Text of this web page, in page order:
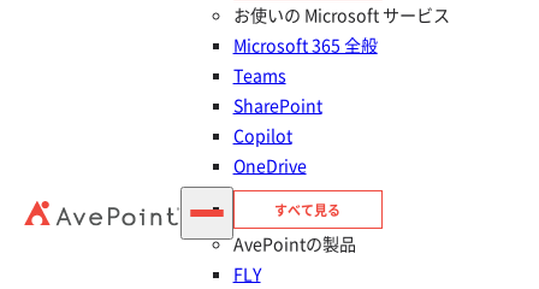
お使いの Microsoft サービス
Microsoft 365 全般
Teams
SharePoint
Copilot
OneDrive
すべて見る
AvePointの製品
FLY